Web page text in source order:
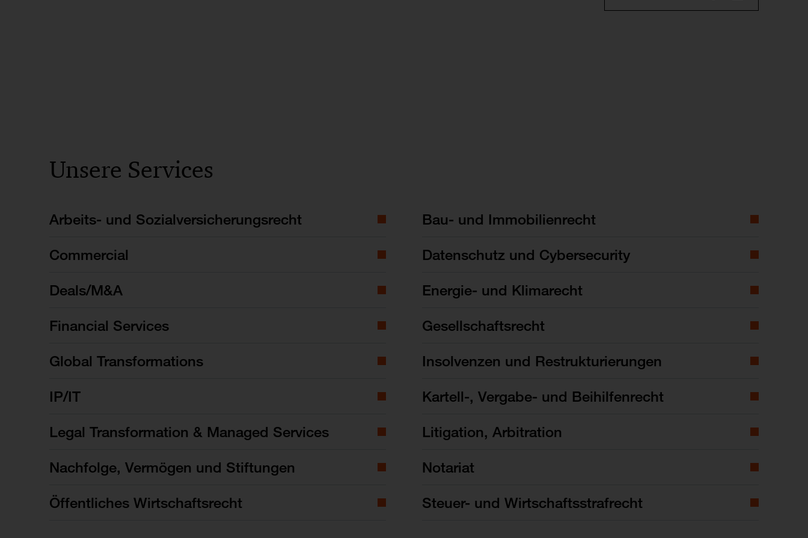
Unsere Services
Arbeits- und Sozialversicherungsrecht Bau- und Immobilienrecht
Commercial Datenschutz und Cybersecurity
Deals/M&A Energie- und Klimarecht
Financial Services Gesellschaftsrecht
Global Transformations Insolvenzen und Restrukturierungen
IP/IT Kartell-, Vergabe- und Beihilfenrecht
Legal Transformation & Managed Services Litigation, Arbitration
Nachfolge, Vermögen und Stiftungen Notariat
Öffentliches Wirtschaftsrecht Steuer- und Wirtschaftsstrafrecht